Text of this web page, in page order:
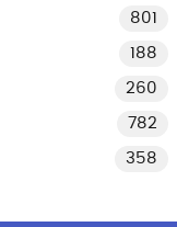
801
188
260
782
358